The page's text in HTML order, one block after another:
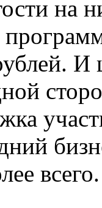
на
И
всего.